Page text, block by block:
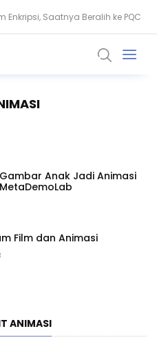
Enkripsi, Saatnya Beralih ke PQC
Layanan Air di Minnesota
Anak Jadi Animasi
Film dan Animasi
ANIMASI